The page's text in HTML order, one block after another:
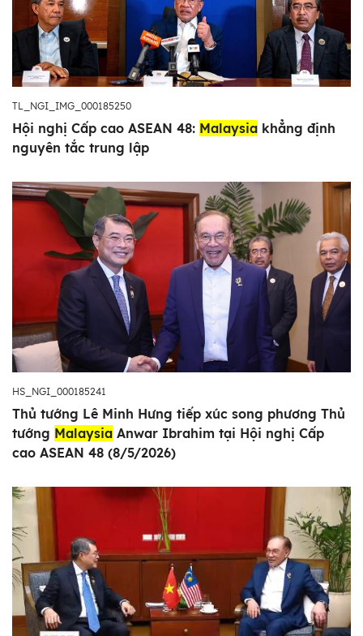
TL_NGI_IMG_000185250
Hội nghị Cấp cao ASEAN 48: Malaysia khẳng định
nguyên tắc trung lập
HS_NGI_000185241
Thủ tướng Lê Minh Hưng tiếp xúc song phương Thủ
tướng Malaysia Anwar Ibrahim tại Hội nghị Cấp
cao ASEAN 48 (8/5/2026)